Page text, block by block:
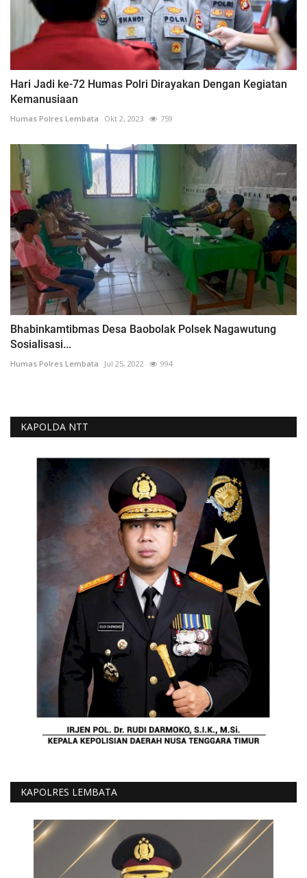
Hari Jadi ke-72 Humas Polri Dirayakan Dengan Kegiatan
Kemanusiaan
Humas Polres Lembata Okt 2, 2023 759
Bhabinkamtibmas Desa Baobolak Polsek Nagawutung
Sosialisasi...
Humas Polres Lembata Jul 25, 2022 994
KAPOLDA NTT
KAPOLRES LEMBATA